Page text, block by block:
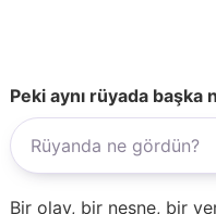
Peki aynı rüyada başka
Bir olay, bir nesne, bir